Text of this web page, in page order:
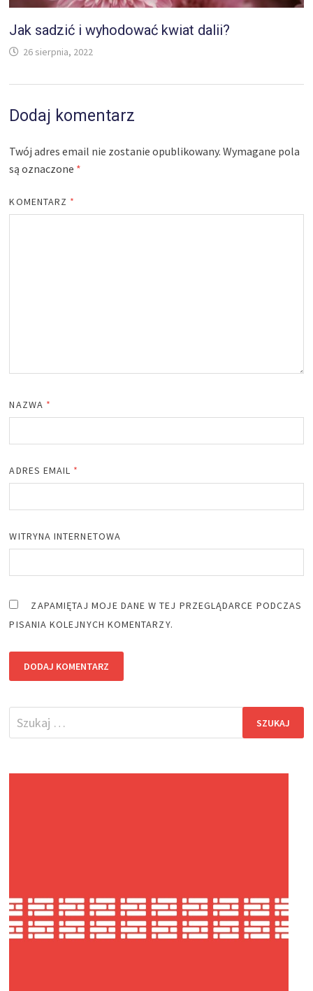
Jak sadzić i wyhodować kwiat dalii?
26 sierpnia, 2022
Dodaj komentarz
Twój adres email nie zostanie opublikowany. Wymagane pola
są oznaczone *
KOMENTARZ *
NAZWA *
ADRES EMAIL *
WITRYNA INTERNETOWA
ZAPAMIĘTAJ MOJE DANE W TEJ PRZEGLĄDARCE PODCZAS
PISANIA KOLEJNYCH KOMENTARZY.
Szukaj: